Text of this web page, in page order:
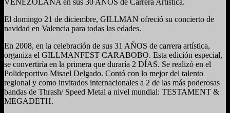
El domingo 21 de diciembre, GILLMAN ofreció su concierto de
navidad en Valencia para todas las edades.
En 2008, en la celebración de sus 31 AÑOS de carrera artística,
organiza el GILLMANFEST CARABOBO. Esta edición especial,
se convertiría en la primera que duraría 2 DÍAS. Se realizó en el
Polideportivo Misael Delgado. Contó con lo mejor del talento
regional y como invitados internacionales a 2 de las más poderosas
bandas de Thrash/ Speed Metal a nivel mundial: TESTAMENT &
MEGADETH.